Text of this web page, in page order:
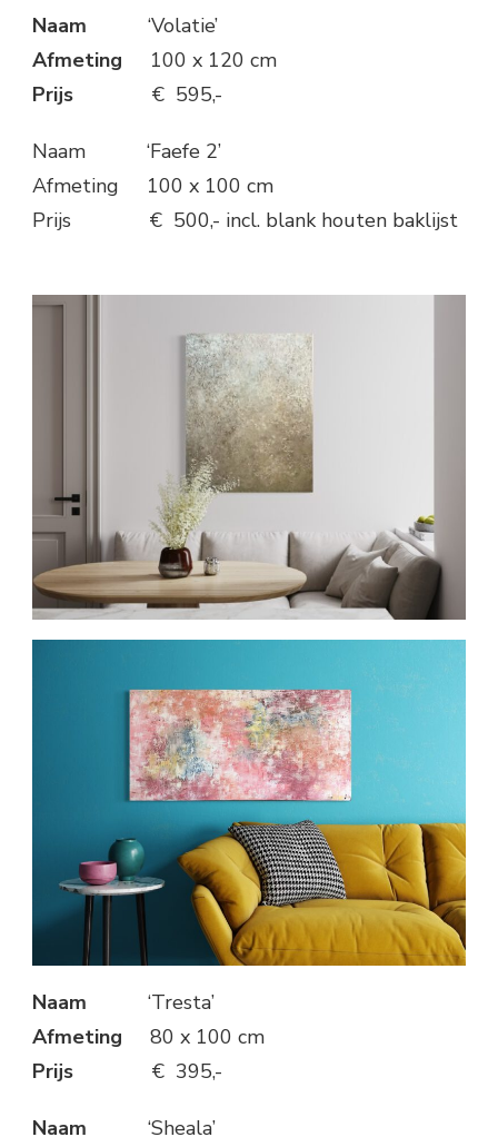
Naam ‘Volatie’
Afmeting
100 x 120 cm
Prijs € 595,-
Naam ‘Faefe 2’
Afmeting 100 x 100 cm
Prijs € 500,- incl. blank houten baklijst
Naam ‘Tresta’
Afmeting
80 x 100 cm
Prijs € 395,-
Naam ‘Sheala’